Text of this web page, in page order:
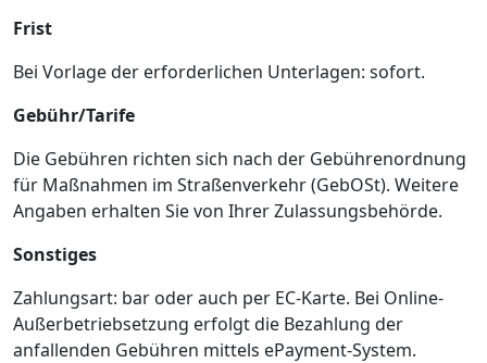
Frist
Bei Vorlage der erforderlichen Unterlagen: sofort.
Gebühr/Tarife
Die Gebühren richten sich nach der Gebührenordnung
für Maßnahmen im Straßenverkehr (GebOSt). Weitere
Angaben erhalten Sie von Ihrer Zulassungsbehörde.
Sonstiges
Zahlungsart: bar oder auch per EC-Karte. Bei Online-
Außerbetriebsetzung erfolgt die Bezahlung der
anfallenden Gebühren mittels ePayment-System.